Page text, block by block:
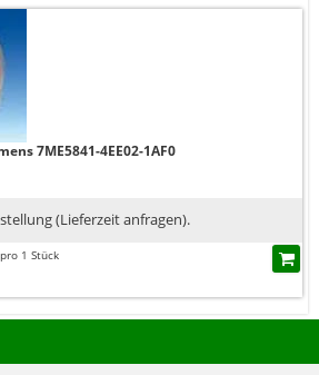
7ME5841-4EE02-1AF0
(Lieferzeit anfragen).
1 Stück